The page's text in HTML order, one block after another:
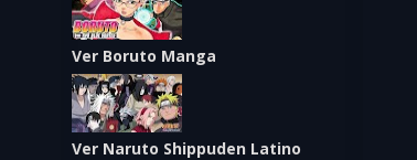
Ver Boruto Manga
Ver Naruto Shippuden Latino